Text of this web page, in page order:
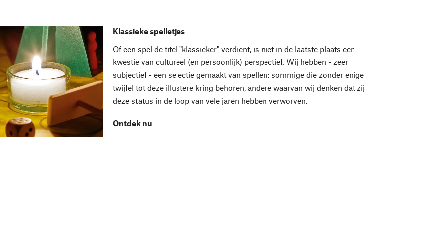
Klassieke spelletjes
Of een spel de titel "klassieker" verdient, is niet in de laatste plaats een
kwestie van cultureel (en persoonlijk) perspectief. Wij hebben - zeer
subjectief - een selectie gemaakt van spellen: sommige die zonder enige
twijfel tot deze illustere kring behoren, andere waarvan wij denken dat zij
deze status in de loop van vele jaren hebben verworven.
Ontdek nu